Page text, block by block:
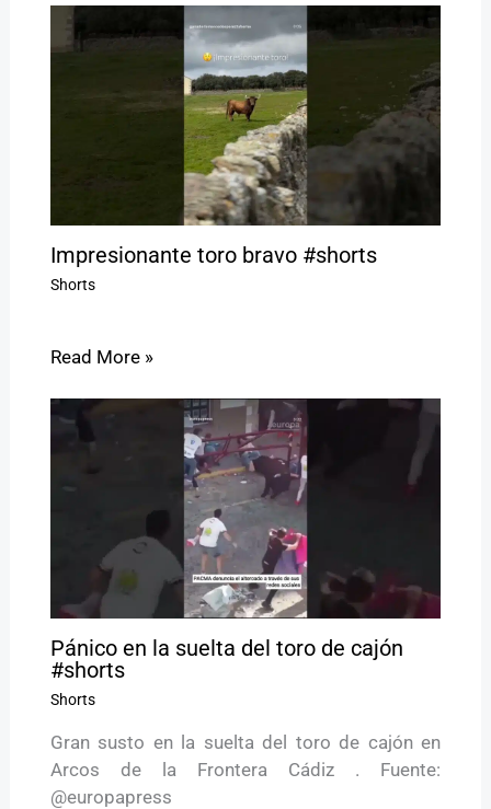
Impresionante toro bravo #shorts
Shorts
Read More »
Pánico en la suelta del toro de cajón
#shorts
Shorts
Gran susto en la suelta del toro de cajón en
Arcos de la Frontera Cádiz . Fuente:
@europapress